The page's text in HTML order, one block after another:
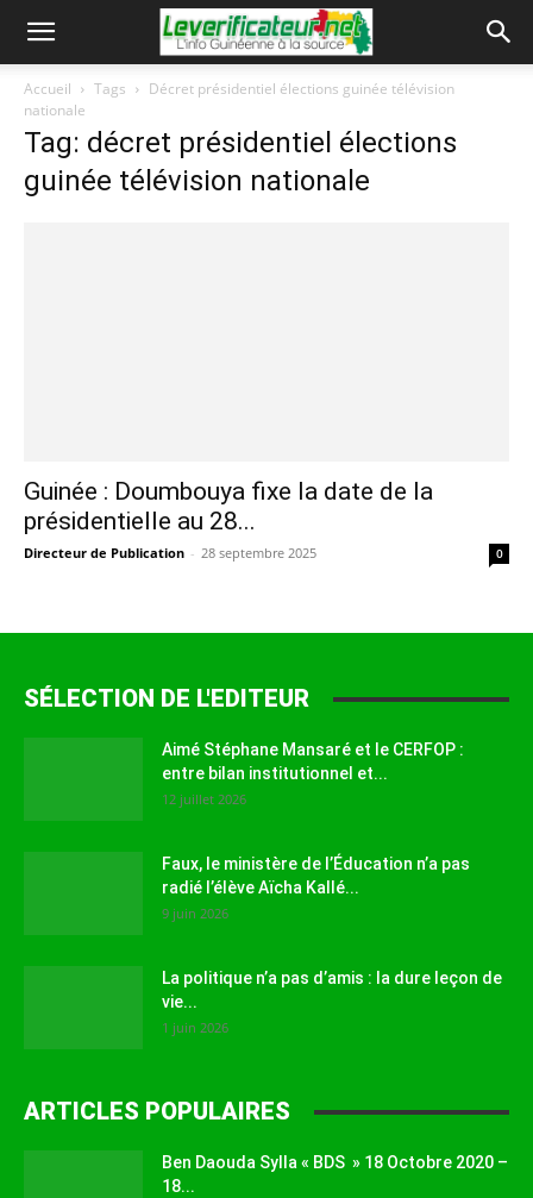
Accueil Tags
Décret présidentiel élections guinée télévision
nationale
Tag: décret présidentiel élections
guinée télévision nationale
Guinée : Doumbouya fixe la date de la
présidentielle au 28...
Directeur de Publication - 28 septembre 2025 0
SÉLECTION DE L'EDITEUR
Aimé Stéphane Mansaré et le CERFOP :
entre bilan institutionnel et...
12 juillet 2026
Faux, le ministère de l’Éducation n’a pas
radié l’élève Aïcha Kallé...
9 juin 2026
La politique n’a pas d’amis : la dure leçon de
vie...
1 juin 2026
ARTICLES POPULAIRES
Ben Daouda Sylla « BDS » 18 Octobre 2020 –
18...